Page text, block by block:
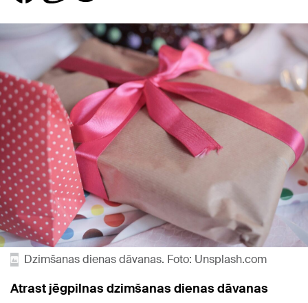
Dzimšanas dienas dāvanas. Foto: Unsplash.com
Atrast jēgpilnas dzimšanas dienas dāvanas